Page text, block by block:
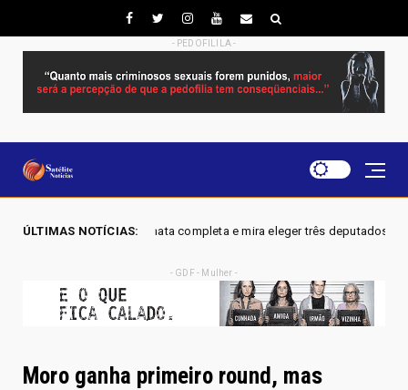
- PEDOFILILA -
ÚLTIMAS NOTÍCIAS:
em nominata completa e mira eleger três deputados distritais em 2026
- GDF - Mulher -
Moro ganha primeiro round, mas